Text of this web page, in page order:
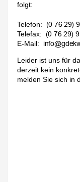
folgt:
Telefon:
Telefax:
E-Mail:
Leider ist uns für
derzeit kein
melden Sie sich in